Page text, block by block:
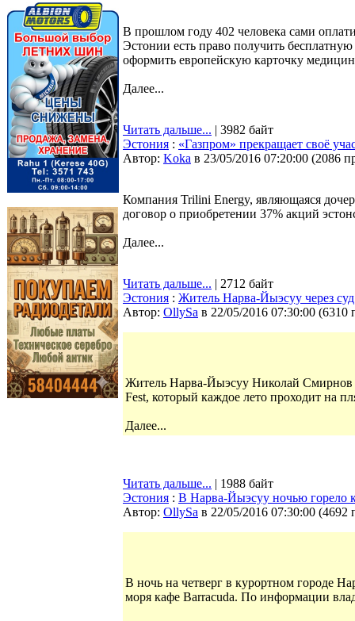
В прошлом году 402 человека сами
Эстонии есть право получить
оформить европейскую карточку
Далее...
Читать дальше... | 3982 байт
Эстония : «Газпром» прекращает своё
Автор: Koka в 23/05/2016 07:20:00 (2086
Компания Trilini Energy, являющаяся
договор о приобретении 37% акций
Далее...
Читать дальше... | 2712 байт
Эстония : Житель Нарва-Йыэсуу через
Автор: OllySa в 22/05/2016 07:30:00 (6310
Житель Нарва-Йыэсуу Николай Смирнов
Fest, который каждое лето проходит на
Далее...
Читать дальше... | 1988 байт
Эстония : В Нарва-Йыэсуу ночью горело
Автор: OllySa в 22/05/2016 07:30:00 (4692
В ночь на четверг в курортном городе
моря кафе Barracuda. По информации